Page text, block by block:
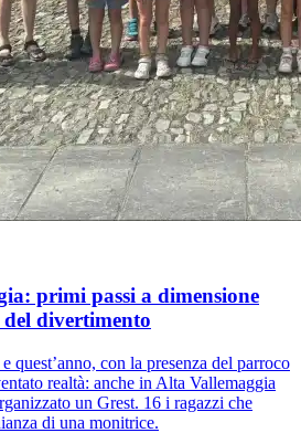
primi passi a dimensione
divertimento
quest’anno, con la presenza del parroco
realtà: anche in Alta Vallemaggia
un Grest. 16 i ragazzi che
di una monitrice.